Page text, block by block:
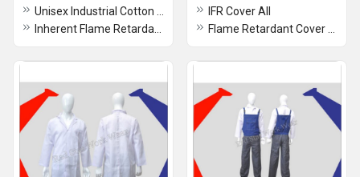
IFR Cover All